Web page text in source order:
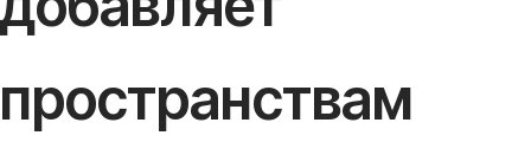
пространствам